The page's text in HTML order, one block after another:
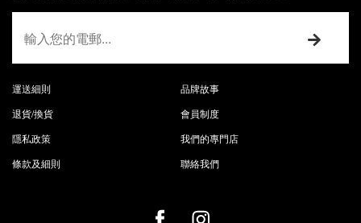
運送細則
退貨/換貨
隱私政策
條款及細則
品牌故事
會員制度
我們的專門店
聯絡我們